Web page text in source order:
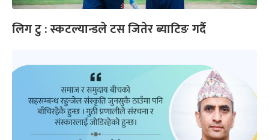
लिग टु : स्कटल्यान्डले टस जितेर ब्याटिङ गर्दै